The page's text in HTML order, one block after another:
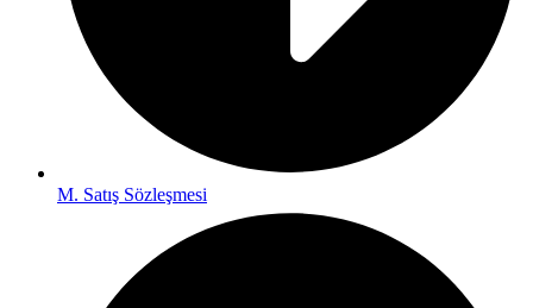
M. Satış Sözleşmesi